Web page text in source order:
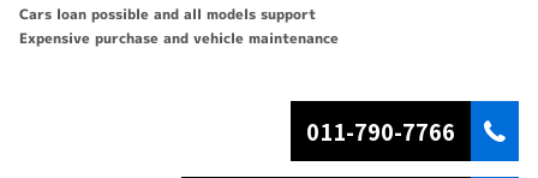
Cars loan possible and all models support
Expensive purchase and vehicle maintenance
011-790-7766